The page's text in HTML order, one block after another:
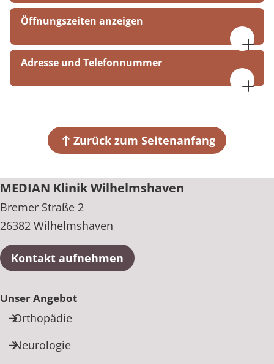
Öffnungszeiten anzeigen
Mo. bis Do. 08:00 bis 16:00 Uhr
Fr. 08:00 bis 15:00 Uhr
Adresse und Telefonnummer
+49 4421 945-0
Zurück zum Seitenanfang
MEDIAN Klinik Wilhelmshaven
Bremer Straße 2
26382 Wilhelmshaven
Kontakt aufnehmen
Unser Angebot
Orthopädie
Neurologie